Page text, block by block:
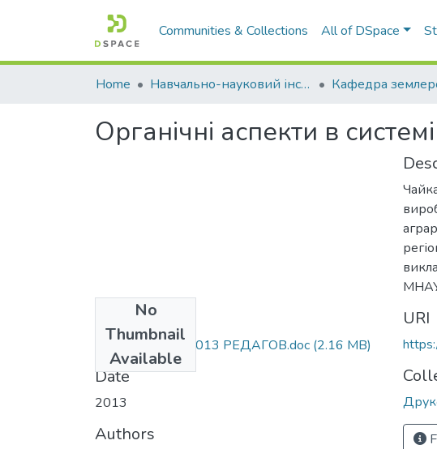
Communities & Collections All of DSpace
Home Навчально-науковий інститут агротехнологій, селекції та екології
Органічні аспекти в
No
Thumbnail
Available
Збірник викл_ 2013 РЕДАГОВ.doc (2.16 MB)
Date
2013
Authors
URI